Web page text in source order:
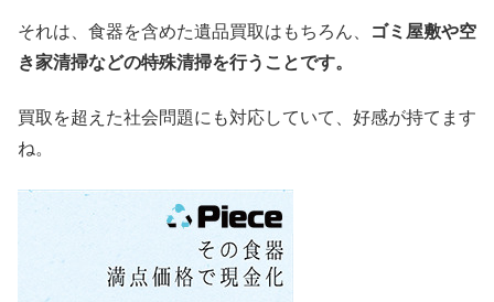
それは、食器を含めた遺品買取はもちろん、
ゴミ屋敷や空
き家清掃などの特殊清掃を行うことです。
買取を超えた社会問題にも対応していて、好感が持てます
ね。